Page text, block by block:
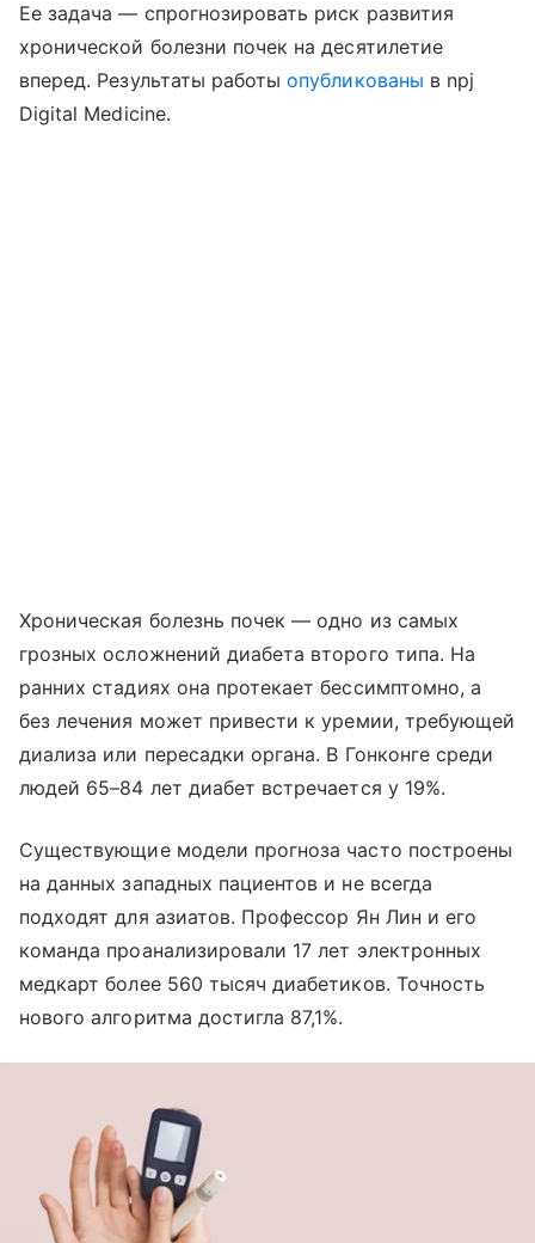
Ее задача — спрогнозировать риск развития
хронической болезни почек на десятилетие
вперед. Результаты работыопубликованы в npj
Digital Medicine.
Хроническая болезнь почек — одно из самых
грозных осложнений диабета второго типа. На
ранних стадиях она протекает бессимптомно, а
без лечения может привести к уремии, требующей
диализа или пересадки органа. В Гонконге среди
людей 65–84 лет диабет встречается у 19%.
Существующие модели прогноза часто построены
на данных западных пациентов и не всегда
подходят для азиатов. Профессор Ян Лин и его
команда проанализировали 17 лет электронных
медкарт более 560 тысяч диабетиков. Точность
нового алгоритма достигла 87,1%.